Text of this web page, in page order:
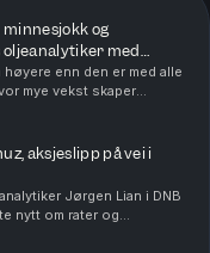
og
med
enn den er med alle
mye vekst skaper
i teknologibransjen? Vi
aksjeslipp på vei i
Jørgen Lian i DNB
nytt om rater og
Vi sparker i gang